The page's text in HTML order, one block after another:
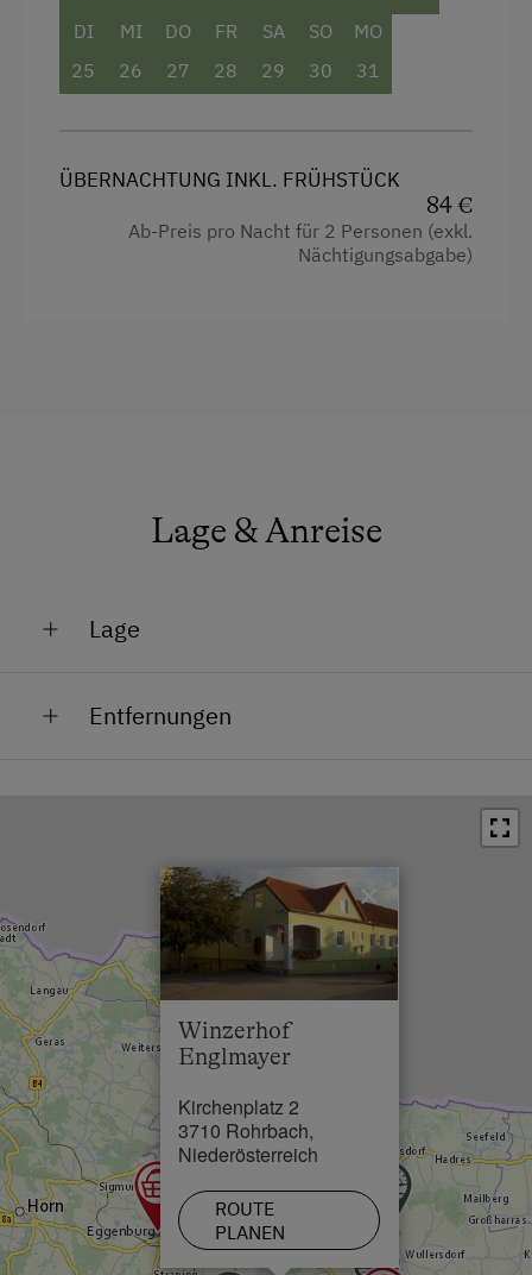
DI
25
MI
26
DO
27
FR
28
SA
29
SO
30
MO
31
ÜBERNACHTUNG INKL. FRÜHSTÜCK
84 €
Ab-Preis pro Nacht für 2 Personen (exkl.
Nächtigungsabgabe)
Lage & Anreise
Lage
Entfernungen
Ortszentrum in 0 km
Restaurant in 2 km
Schwimmbad in 3 km
Skilift in 4 km
Winzerhof
Englmayer
Kirchenplatz 2
3710 Rohrbach,
Niederösterreich
ROUTE
PLANEN
×